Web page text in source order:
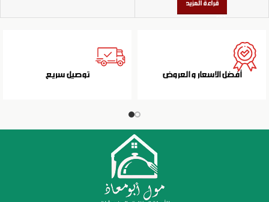
قراءة المزيد
أفضل الاسعار و العروض توصيل سريع